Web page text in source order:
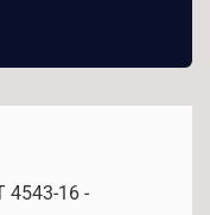
4543-16 -